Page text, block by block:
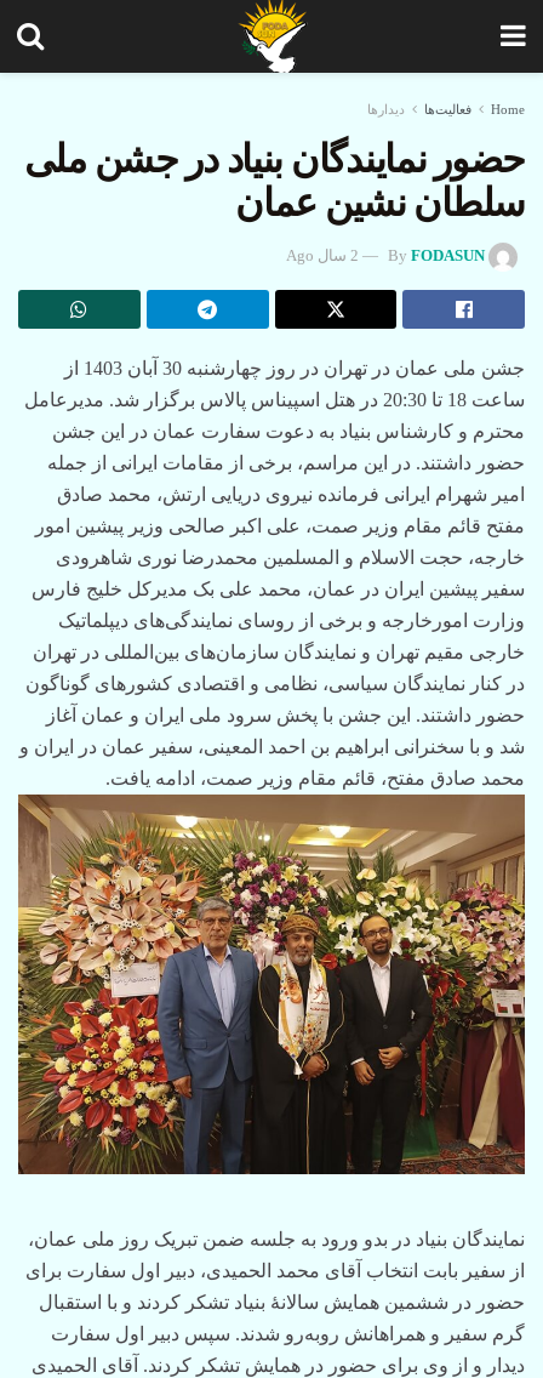
Home فعالیت‌ها دیدارها
حضور نمایندگان بنیاد در جشن ملی
سلطان نشین عمان
By FODASUN 2 سال Ago
جشن ملی عمان در تهران در روز چهارشنبه 30 آبان 1403 از
ساعت 18 تا 20:30 در هتل اسپیناس پالاس برگزار شد. مدیرعامل
محترم و کارشناس بنیاد به دعوت سفارت عمان در این جشن
حضور داشتند. در این مراسم، برخی از مقامات ایرانی از جمله
امیر شهرام ایرانی فرمانده نیروی دریایی ارتش، محمد صادق
مفتح قائم مقام وزیر صمت، علی اکبر صالحی وزیر پیشین امور
خارجه، حجت الاسلام و المسلمین محمدرضا نوری شاهرودی
سفیر پیشین ایران در عمان، محمد علی بک مدیرکل خلیج فارس
وزارت امورخارجه و برخی از روسای نمایندگی‌های دیپلماتیک
خارجی مقیم تهران و نمایندگان سازمان‌های بین‌المللی در تهران
در کنار نمایندگان سیاسی، نظامی و اقتصادی کشورهای گوناگون
حضور داشتند. این جشن با پخش سرود ملی ایران و عمان آغاز
شد و با سخنرانی ابراهیم بن احمد المعینی، سفیر عمان در ایران و
محمد صادق مفتح، قائم مقام وزیر صمت، ادامه یافت.
نمایندگان بنیاد در بدو ورود به جلسه ضمن تبریک روز ملی عمان،
از سفیر بابت انتخاب آقای محمد الحمیدی، دبیر اول سفارت برای
حضور در ششمین همایش سالانۀ بنیاد تشکر کردند و با استقبال
گرم سفیر و همراهانش روبه‌رو شدند. سپس دبیر اول سفارت
دیدار و از وی برای حضور در همایش تشکر کردند. آقای الحمیدی